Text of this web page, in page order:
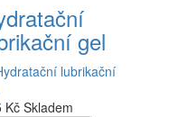
gel
KčSkladem